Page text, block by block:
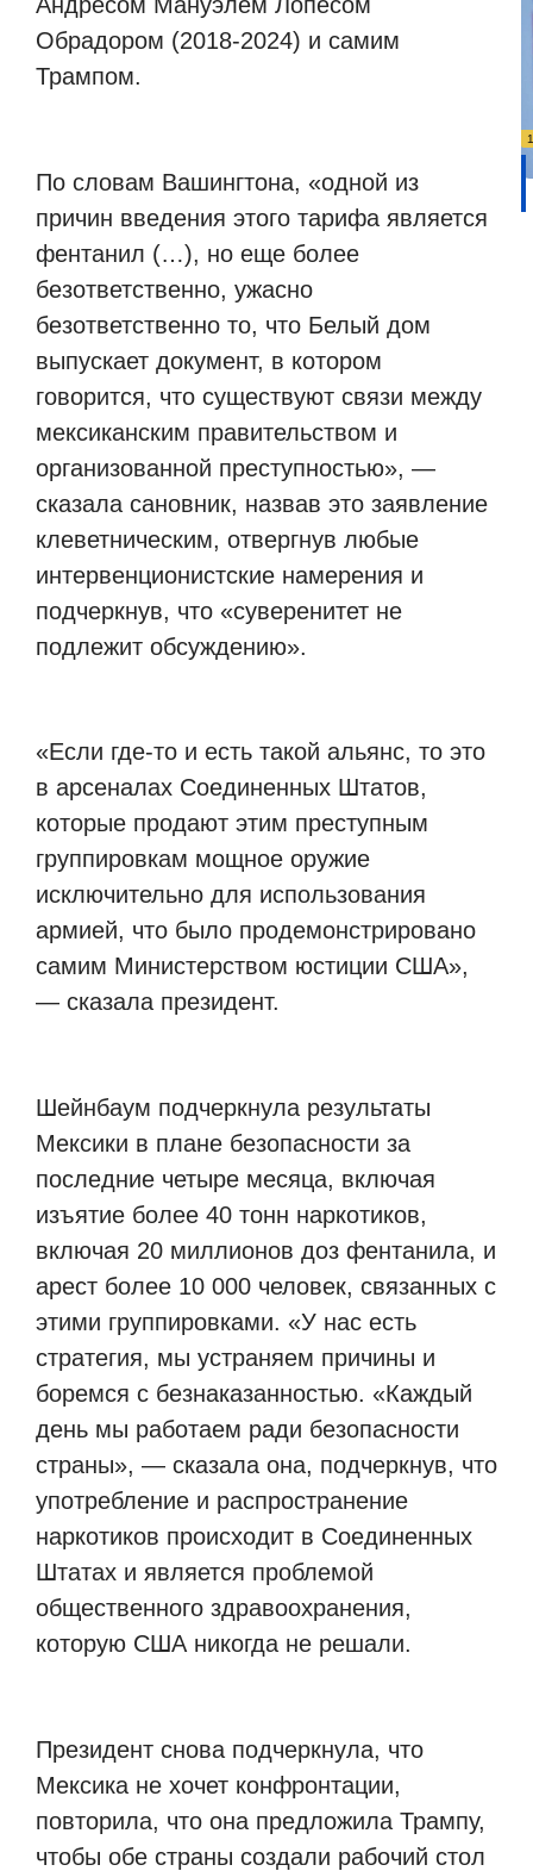
Обрадором (2018-2024) и самим
Трампом.
По словам Вашингтона, «одной из
причин введения этого тарифа является
фентанил (…), но еще более
безответственно, ужасно
безответственно то, что Белый дом
выпускает документ, в котором
говорится, что существуют связи между
мексиканским правительством и
организованной преступностью», —
сказала сановник, назвав это заявление
клеветническим, отвергнув любые
интервенционистские намерения и
подчеркнув, что «суверенитет не
подлежит обсуждению».
«Если где-то и есть такой альянс, то это
в арсеналах Соединенных Штатов,
которые продают этим преступным
группировкам мощное оружие
исключительно для использования
армией, что было продемонстрировано
самим Министерством юстиции США»,
— сказала президент.
Шейнбаум подчеркнула результаты
Мексики в плане безопасности за
последние четыре месяца, включая
изъятие более 40 тонн наркотиков,
включая 20 миллионов доз фентанила, и
арест более 10 000 человек, связанных с
этими группировками. «У нас есть
стратегия, мы устраняем причины и
боремся с безнаказанностью. «Каждый
день мы работаем ради безопасности
страны», — сказала она, подчеркнув, что
употребление и распространение
наркотиков происходит в Соединенных
Штатах и ​​является проблемой
общественного здравоохранения,
которую США никогда не решали.
Президент снова подчеркнула, что
Мексика не хочет конфронтации,
повторила, что она предложила Трампу,
чтобы обе страны создали рабочий стол